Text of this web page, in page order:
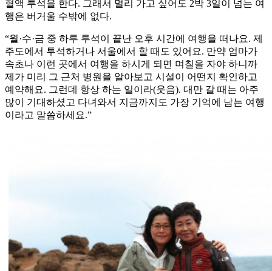
혈액 투석을 한다. 그래서 멀리 가고 싶어도 2박 3일이 넘는 여
행은 버거울 수밖에 없다.
“월·수·금 중 하루 투석이 끝난 오후 시간에 여행을 떠나요. 제
주도에서 투석하거나 서울에서 할 때도 있어요. 만약 엄마가
속초나 이런 곳에서 여행을 하시게 되면 며칠을 자야 하니까
제가 미리 그 근처 병원을 알아보고 시설이 어떤지 확인하고
예약해요. 그런데 항상 하는 일이라(웃음). 대만 갈 때는 아주
많이 기대하셨고 다녀와서 지금까지도 가장 기억에 남는 여행
이라고 말씀하세요.”